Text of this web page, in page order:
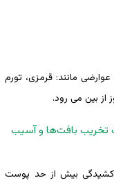
مانند: قرمزی، تورم
از بین می رود.
تخریب بافت‌ها و آسیب
کشیدگی بیش از حد پوست